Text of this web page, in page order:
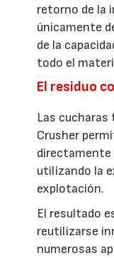
retorno de la
únicamente
de la
todo el
El residuo
Las
Crusher
utilizando la
explotación.
El resultado
reutilizarse
numerosas